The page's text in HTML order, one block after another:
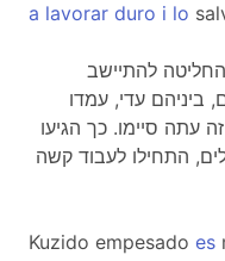
a lavorar duro i lo
להתיישב
ביניהם עדי, עמדו
עתה סיימו. כך הגיעו
התחילו לעבוד קשה
Kuzido empesado es